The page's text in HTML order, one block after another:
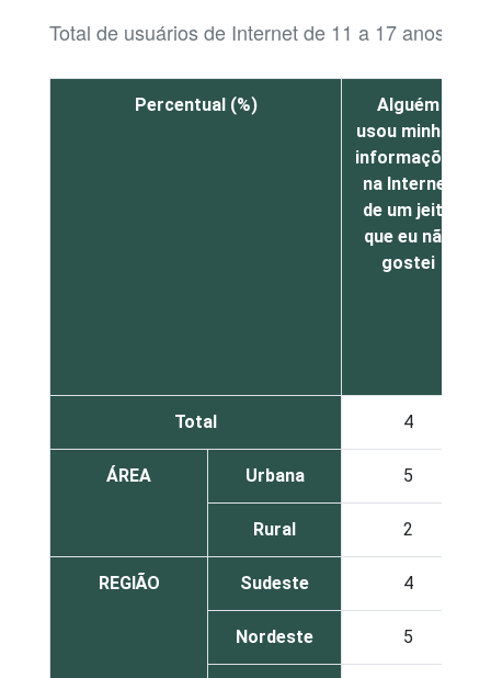
Total de usuários de Internet de 11 a 17 anos¹
Percentual (%)
Alguém
usou minhas
informações
na Internet
de um jeito
que eu não
gostei
Total 4
ÁREA Urbana 5
Rural 2
REGIÃO Sudeste 4
Nordeste 5